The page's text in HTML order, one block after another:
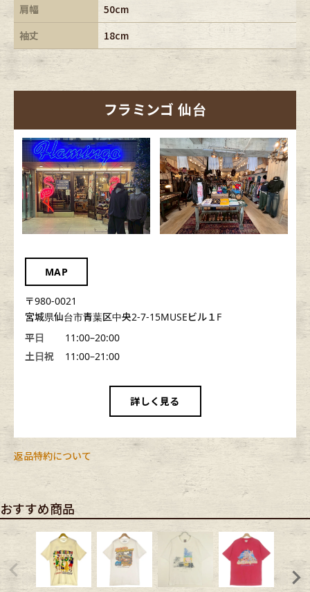
肩幅
50cm
袖丈
18cm
フラミンゴ 仙台
MAP
〒980-0021
宮城県仙台市青葉区中央2-7-15MUSEビル１F
平日
11:00–20:00
土日祝
11:00–21:00
詳しく見る
返品特約について
おすすめ商品